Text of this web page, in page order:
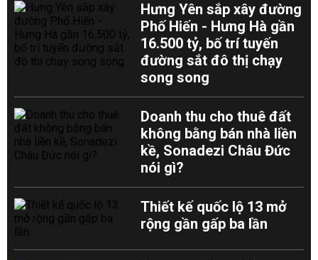
Hưng Yên sắp xây đường
Phố Hiến - Hưng Hà gần
16.500 tỷ, bố trí tuyến
đường sắt đô thị chạy
song song
Doanh thu cho thuê đất
không bằng bán nhà liền
kề, Sonadezi Châu Đức
nói gì?
Thiết kế quốc lộ 13 mở
rộng gần gấp ba lần